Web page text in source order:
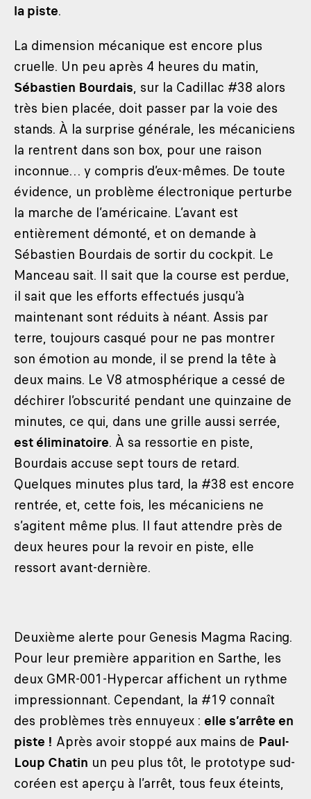
la piste.
La dimension mécanique est encore plus
cruelle. Un peu après 4 heures du matin,
Sébastien Bourdais, sur la Cadillac #38 alors
très bien placée, doit passer par la voie des
stands. À la surprise générale, les mécaniciens
la rentrent dans son box, pour une raison
inconnue… y compris d’eux-mêmes. De toute
évidence, un problème électronique perturbe
la marche de l’américaine. L’avant est
entièrement démonté, et on demande à
Sébastien Bourdais de sortir du cockpit. Le
Manceau sait. Il sait que la course est perdue,
il sait que les efforts effectués jusqu’à
maintenant sont réduits à néant. Assis par
terre, toujours casqué pour ne pas montrer
son émotion au monde, il se prend la tête à
deux mains. Le V8 atmosphérique a cessé de
déchirer l’obscurité pendant une quinzaine de
minutes, ce qui, dans une grille aussi serrée,
est éliminatoire. À sa ressortie en piste,
Bourdais accuse sept tours de retard.
Quelques minutes plus tard, la #38 est encore
rentrée, et, cette fois, les mécaniciens ne
s’agitent même plus. Il faut attendre près de
deux heures pour la revoir en piste, elle
ressort avant-dernière.
Deuxième alerte pour Genesis Magma Racing.
Pour leur première apparition en Sarthe, les
deux GMR-001-Hypercar affichent un rythme
impressionnant. Cependant, la #19 connaît
des problèmes très ennuyeux : elle s’arrête en
piste ! Après avoir stoppé aux mains de Paul-
Loup Chatin un peu plus tôt, le prototype sud-
coréen est aperçu à l’arrêt, tous feux éteints,